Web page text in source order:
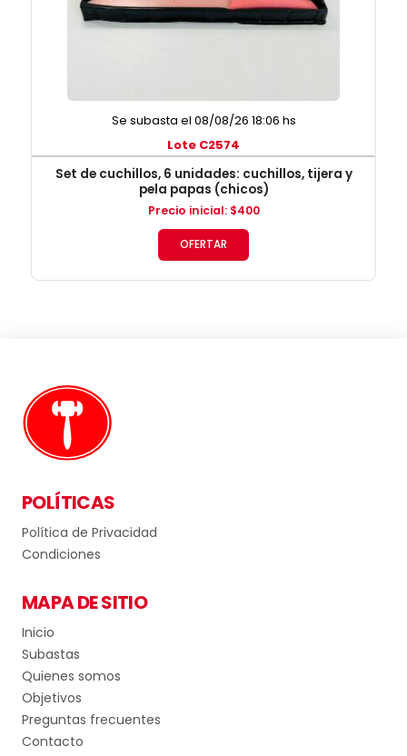
Se subasta el 08/08/26 18:06 hs
Lote C2574
Set de cuchillos, 6 unidades: cuchillos, tijera y
pela papas (chicos)
Precio inicial: $400
OFERTAR
POLÍTICAS
Política de Privacidad
Condiciones
MAPA DE SITIO
Inicio
Subastas
Quienes somos
Objetivos
Preguntas frecuentes
Contacto